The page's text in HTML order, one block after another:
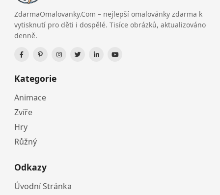
ZdarmaOmalovanky.Com – nejlepší omalovánky zdarma k
vytisknutí pro děti i dospělé. Tisíce obrázků, aktualizováno
denně.
Kategorie
Animace
Zvíře
Hry
Růžný
Odkazy
Úvodní Stránka